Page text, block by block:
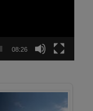
08:26